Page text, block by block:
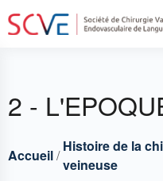
Aller
au
2 -
Breadcrumbs
Fil
Accueil
Histoire de la
veineuse